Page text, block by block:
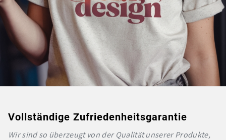
Vollständige Zufriedenheitsgarantie
Wir sind so überzeugt von der Qualität unserer Produkte,